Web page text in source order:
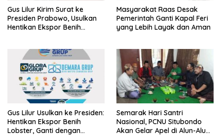
Gus Lilur Kirim Surat ke
Presiden Prabowo, Usulkan
Hentikan Ekspor Benih
Masyarakat Raas Desak
Pemerintah Ganti Kapal Feri
yang Lebih Layak dan Aman
Gus Lilur Usulkan ke Presiden:
Hentikan Ekspor Benih
Lobster, Ganti dengan
Semarak Hari Santri
Nasional, PCNU Situbondo
Akan Gelar Apel di Alun-Alun